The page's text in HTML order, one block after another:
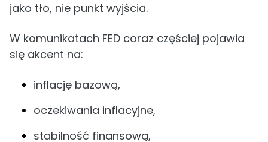
jako tło, nie punkt wyjścia.
W komunikatach FED coraz częściej pojawia
się akcent na:
inflację bazową,
oczekiwania inflacyjne,
stabilność finansową,